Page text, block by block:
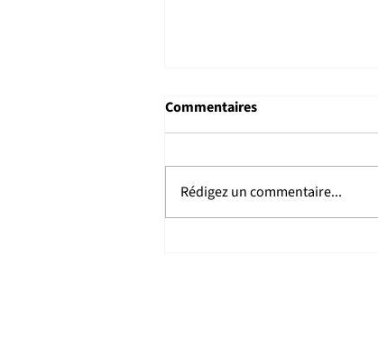
Commentaires
Rédigez un commentaire...